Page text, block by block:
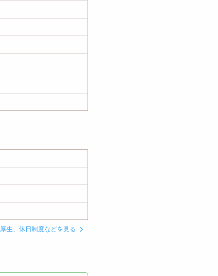
生、休日制度などを見る